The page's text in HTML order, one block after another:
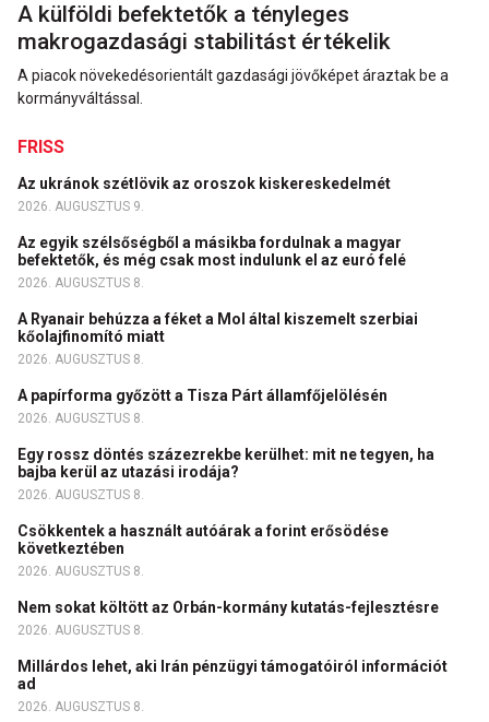
A külföldi befektetők a tényleges
makrogazdasági stabilitást értékelik
A piacok növekedésorientált gazdasági jövőképet áraztak be a
kormányváltással.
FRISS
Az ukránok szétlövik az oroszok kiskereskedelmét
2026. AUGUSZTUS 9.
Az egyik szélsőségből a másikba fordulnak a magyar
befektetők, és még csak most indulunk el az euró felé
2026. AUGUSZTUS 8.
A Ryanair behúzza a féket a Mol által kiszemelt szerbiai
kőolajfinomító miatt
2026. AUGUSZTUS 8.
A papírforma győzött a Tisza Párt államfőjelölésén
2026. AUGUSZTUS 8.
Egy rossz döntés százezrekbe kerülhet: mit ne tegyen, ha
bajba kerül az utazási irodája?
2026. AUGUSZTUS 8.
Csökkentek a használt autóárak a forint erősödése
következtében
2026. AUGUSZTUS 8.
Nem sokat költött az Orbán-kormány kutatás-fejlesztésre
2026. AUGUSZTUS 8.
Millárdos lehet, aki Irán pénzügyi támogatóiról információt
ad
2026. AUGUSZTUS 8.